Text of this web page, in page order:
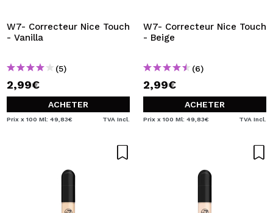
W7- Correcteur Nice Touch
- Vanilla
(5)
2,99€
ACHETER
Prix x 100 Ml: 49,83€ TVA Incl.
W7- Correcteur Nice Touch
- Beige
(6)
2,99€
ACHETER
Prix x 100 Ml: 49,83€ TVA Incl.